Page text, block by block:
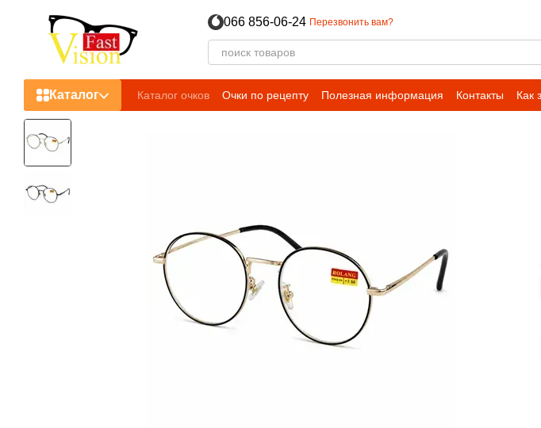
066 856-06-24 Перезвонить вам?
Каталог Каталог очков Очки по рецепту Полезная информация Контакты Как
Пользовательское соглашение